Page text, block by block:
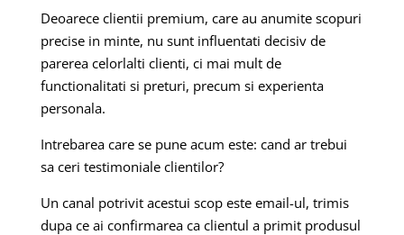
Deoarece clientii premium, care au anumite scopuri
precise in minte, nu sunt influentati decisiv de
parerea celorlalti clienti, ci mai mult de
functionalitati si preturi, precum si experienta
personala.
Intrebarea care se pune acum este: cand ar trebui
sa ceri testimoniale clientilor?
Un canal potrivit acestui scop este email-ul, trimis
dupa ce ai confirmarea ca clientul a primit produsul